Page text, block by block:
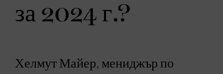
за 2024 г.?
Хелмут Майер, мениджър по